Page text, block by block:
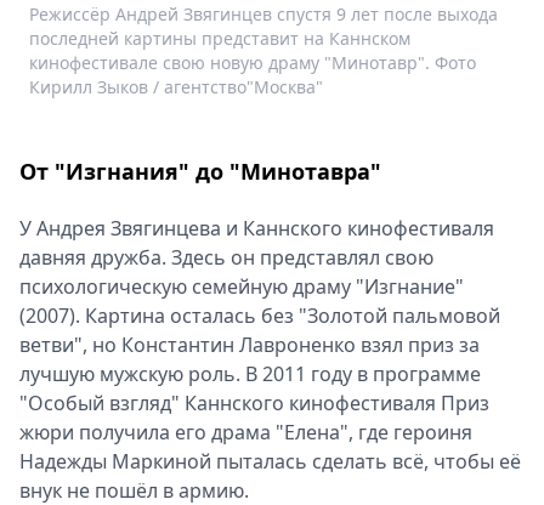
Режиссёр Андрей Звягинцев спустя 9 лет после выхода
последней картины представит на Каннском
кинофестивале свою новую драму "Минотавр". Фото
Кирилл Зыков / агентство"Москва"
От "Изгнания" до "Минотавра"
У Андрея Звягинцева и Каннского кинофестиваля
давняя дружба. Здесь он представлял свою
психологическую семейную драму "Изгнание"
(2007). Картина осталась без "Золотой пальмовой
ветви", но Константин Лавроненко взял приз за
лучшую мужскую роль. В 2011 году в программе
"Особый взгляд" Каннского кинофестиваля Приз
жюри получила его драма "Елена", где героиня
Надежды Маркиной пыталась сделать всё, чтобы её
внук не пошёл в армию.